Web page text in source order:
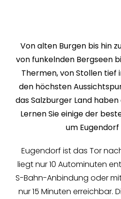
Von alten Burgen bis hin
von funkelnden Bergseen
Thermen, von Stollen tief
den höchsten
das Salzburger Land haben
Lernen Sie einige der
um Eugendorf
Eugendorf ist das Tor
liegt nur 10 Autominuten
S-Bahn-Anbindung oder
nur 15 Minuten erreichbar.